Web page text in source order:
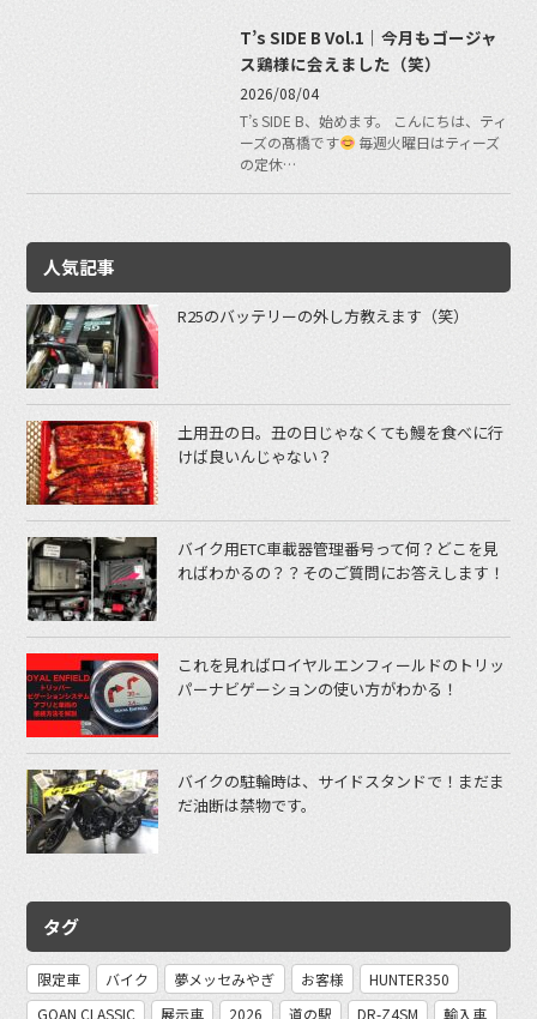
T’s SIDE B Vol.1｜今月もゴージャ
ス鶏様に会えました（笑）
2026/08/04
T’s SIDE B、始めます。 こんにちは、ティ
ーズの髙橋です
毎週火曜日はティーズ
の定休…
人気記事
R25のバッテリーの外し方教えます（笑）
土用丑の日。丑の日じゃなくても鰻を食べに行
けば良いんじゃない？
バイク用ETC車載器管理番号って何？どこを見
ればわかるの？？そのご質問にお答えします！
これを見ればロイヤルエンフィールドのトリッ
パーナビゲーションの使い方がわかる！
バイクの駐輪時は、サイドスタンドで！まだま
だ油断は禁物です。
タグ
限定車 バイク 夢メッセみやぎ お客様
HUNTER350
GOAN CLASSIC
展示車 2026 道の駅 DR-Z4SM
輸入車